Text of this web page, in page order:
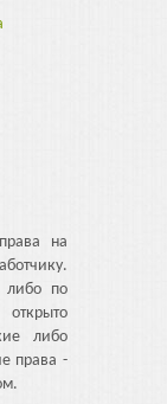
на
либо по
открыто
либо
права -